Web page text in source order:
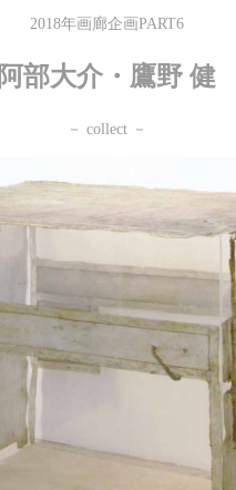
2018年画廊企画PART6
阿部大介・鷹野 健
－ collect －